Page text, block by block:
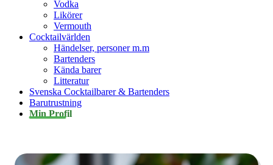
Vodka
Likörer
Vermouth
Cocktailvärlden
Händelser, personer m.m
Bartenders
Kända barer
Litteratur
Svenska Cocktailbarer & Bartenders
Barutrustning
Min Profil